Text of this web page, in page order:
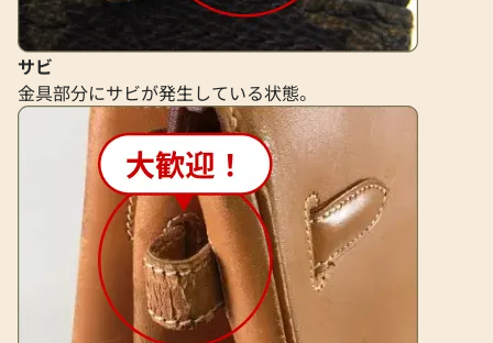
サビ
金具部分にサビが発生している状態。